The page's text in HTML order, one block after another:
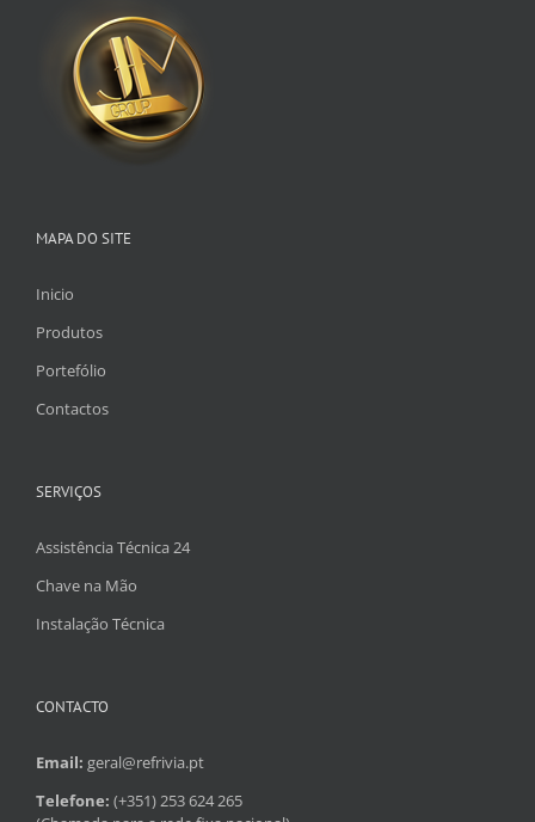
MAPA DO SITE
Inicio
Produtos
Portefólio
Contactos
SERVIÇOS
Assistência Técnica 24
Chave na Mão
Instalação Técnica
CONTACTO
Email: geral@refrivia.pt
Telefone: (+351) 253 624 265